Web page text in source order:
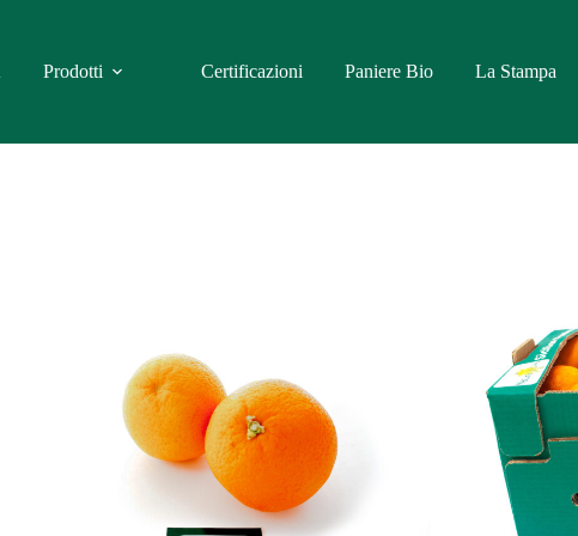
Prodotti Certificazioni Paniere Bio La Stampa